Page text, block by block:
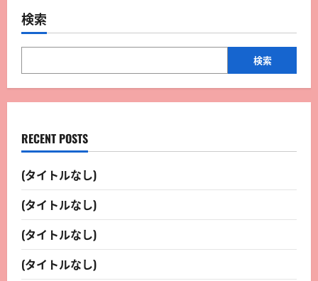
検索
検索
RECENT POSTS
(タイトルなし)
(タイトルなし)
(タイトルなし)
(タイトルなし)